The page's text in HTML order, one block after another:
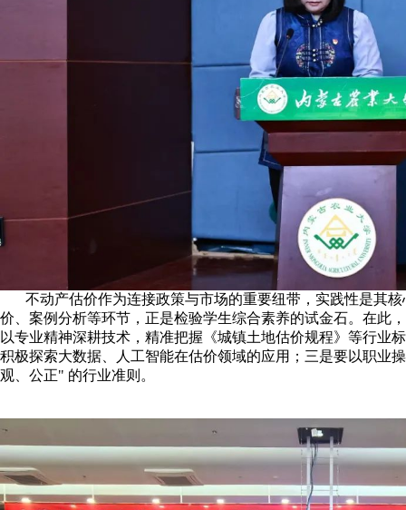
不动产估价作为连接政策与市场的重要纽带，实践性是其核
价、案例分析等环节，正是检验学生综合素养的试金石。在此
以专业精神深耕技术，精准把握《城镇土地估价规程》等行业
积极探索大数据、人工智能在估价领域的应用；三是要以职业
观、公正" 的行业准则。